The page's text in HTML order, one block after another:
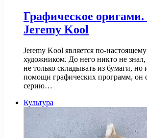
Графическое
Jeremy Kool
Jeremy Kool является по-
художником. До него никто не
не только складывать из бумаги, но
помощи графических программ, он
серию…
Культура